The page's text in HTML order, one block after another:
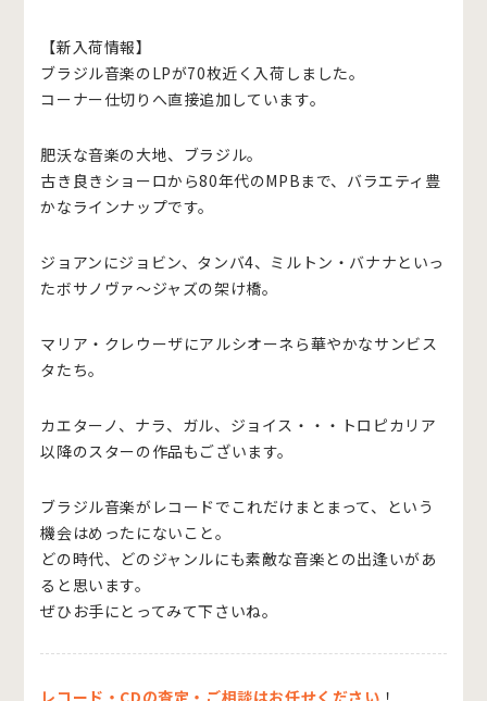
【新入荷情報】
ブラジル音楽のLPが70枚近く入荷しました。
コーナー仕切りへ直接追加しています。
肥沃な音楽の大地、ブラジル。
古き良きショーロから80年代のMPBまで、バラエティ豊
かなラインナップです。
ジョアンにジョビン、タンバ4、ミルトン・バナナといっ
たボサノヴァ～ジャズの架け橋。
マリア・クレウーザにアルシオーネら華やかなサンビス
タたち。
カエターノ、ナラ、ガル、ジョイス・・・トロピカリア
以降のスターの作品もございます。
ブラジル音楽がレコードでこれだけまとまって、という
機会はめったにないこと。
どの時代、どのジャンルにも素敵な音楽との出逢いがあ
ると思います。
ぜひお手にとってみて下さいね。
レコード・CDの査定・ご相談はお任せください ！